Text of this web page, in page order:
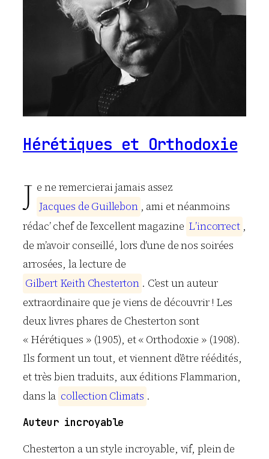
Hérétiques et Orthodoxie
J e ne remercierai jamais assez
Jacques de Guillebon , ami et néanmoins
rédac’ chef de l’excellent magazine L’incorrect ,
de m’avoir conseillé, lors d’une de nos soirées
arrosées, la lecture de
Gilbert Keith Chesterton . C’est un auteur
extraordinaire que je viens de découvrir ! Les
deux livres phares de Chesterton sont
« Hérétiques » (1905), et « Orthodoxie » (1908).
Ils forment un tout, et viennent d’être réédités,
et très bien traduits, aux éditions Flammarion,
dans la collectionClimats .
Auteur incroyable
Chesterton a un style incroyable, vif, plein de